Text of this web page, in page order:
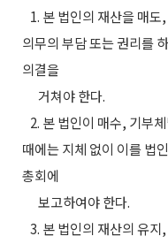
1. 본 법인의 재산을 매
의무의 부담 또는 권리를
의결을
거쳐야 한다.
2. 본 법인이 매수, 기부
때에는 지체 없이 이를 법
총회에
보고하여야 한다.
3. 본 법인의 재산의 유